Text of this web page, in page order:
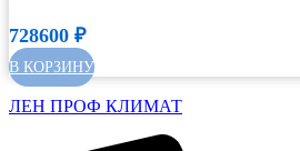
728600 ₽
В КОРЗИНУ
ЛЕН ПРОФ КЛИМАТ